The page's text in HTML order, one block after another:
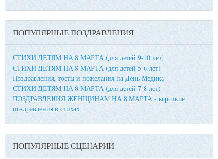
ПОПУЛЯРНЫЕ ПОЗДРАВЛЕНИЯ
СТИХИ ДЕТЯМ НА 8 МАРТА (для детей 9-10 лет)
СТИХИ ДЕТЯМ НА 8 МАРТА (для детей 5-6 лет)
Поздравления, тосты и пожелания на День Медика
СТИХИ ДЕТЯМ НА 8 МАРТА (для детей 7-8 лет)
ПОЗДРАВЛЕНИЯ ЖЕНЩИНАМ НА 8 МАРТА - короткие
поздравления в стихах
ПОПУЛЯРНЫЕ СЦЕНАРИИ